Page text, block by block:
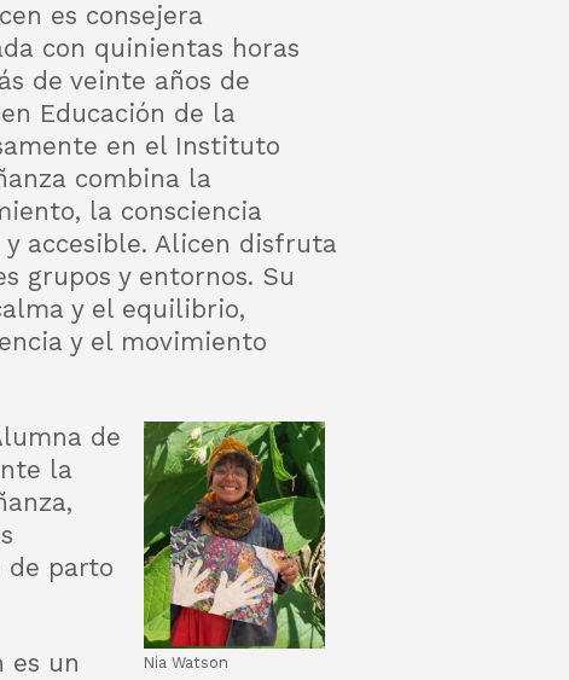
es consejera
con quinientas horas
de veinte años de
Educación de la
en el Instituto
combina la
la consciencia
accesible. Alicen disfruta
grupos y entornos. Su
y el equilibrio,
y el movimiento
Nia Watson
de
la
de parto
es un